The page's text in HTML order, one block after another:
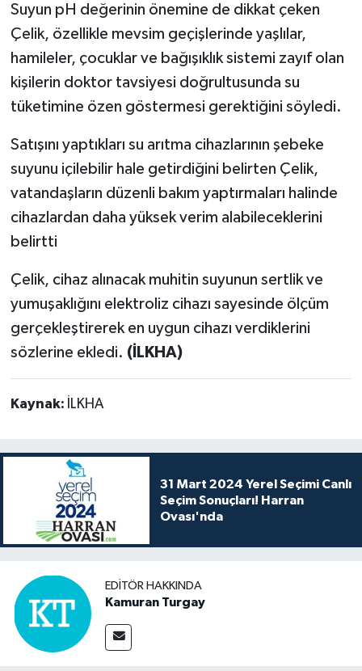
Suyun pH değerinin önemine de dikkat çeken
Çelik, özellikle mevsim geçişlerinde yaşlılar,
hamileler, çocuklar ve bağışıklık sistemi zayıf olan
kişilerin doktor tavsiyesi doğrultusunda su
tüketimine özen göstermesi gerektiğini söyledi.
Satışını yaptıkları su arıtma cihazlarının şebeke
suyunu içilebilir hale getirdiğini belirten Çelik,
vatandaşların düzenli bakım yaptırmaları halinde
cihazlardan daha yüksek verim alabileceklerini
belirtti
Çelik, cihaz alınacak muhitin suyunun sertlik ve
yumuşaklığını elektroliz cihazı sayesinde ölçüm
gerçekleştirerek en uygun cihazı verdiklerini
sözlerine ekledi. (İLKHA)
Kaynak: İLKHA
31 Mart 2024 Yerel Seçimi Canlı
Seçim Sonuçları! Harran
Ovası'nda
EDITÖR HAKKINDA
Kamuran Turgay